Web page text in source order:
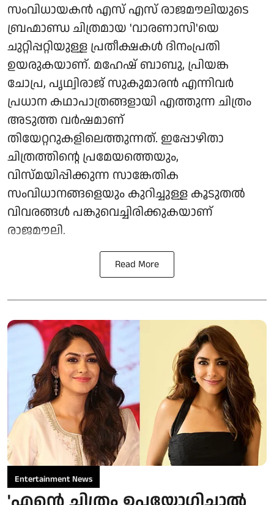
സംവിധായകൻ എസ് എസ് രാജമൗലിയുടെ
ബ്രഹ്മാണ്ഡ ചിത്രമായ 'വാരണാസി'യെ
ചുറ്റിപ്പറ്റിയുള്ള പ്രതീക്ഷകൾ ദിനംപ്രതി
ഉയരുകയാണ്. മഹേഷ് ബാബു, പ്രിയങ്ക
ചോപ്ര, പൃഥ്വിരാജ് സുകുമാരൻ എന്നിവർ
പ്രധാന കഥാപാത്രങ്ങളായി എത്തുന്ന ചിത്രം
അടുത്ത വർഷമാണ്
തിയേറ്ററുകളിലെത്തുന്നത്. ഇപ്പോഴിതാ
ചിത്രത്തിന്റെ പ്രമേയത്തെയും,
വിസ്മയിപ്പിക്കുന്ന സാങ്കേതിക
സംവിധാനങ്ങളെയും കുറിച്ചുള്ള കൂടുതൽ
വിവരങ്ങൾ പങ്കുവെച്ചിരിക്കുകയാണ്
രാജമൗലി.
Read More
Entertainment News